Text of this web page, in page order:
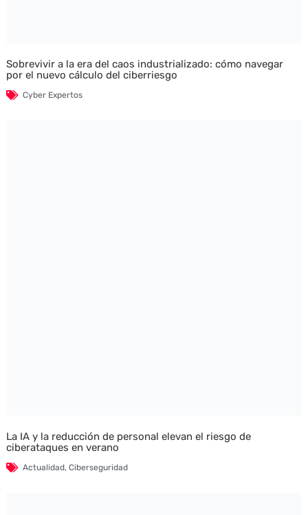
Sobrevivir a la era del caos industrializado: cómo navegar
por el nuevo cálculo del ciberriesgo
Cyber Expertos
La IA y la reducción de personal elevan el riesgo de
ciberataques en verano
Actualidad, Ciberseguridad